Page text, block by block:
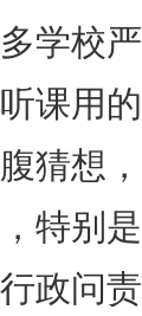
校严
课用
猜想
特别
政问